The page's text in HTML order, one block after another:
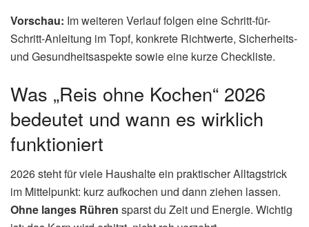
Vorschau: Im weiteren Verlauf folgen eine Schritt-für-
Schritt-Anleitung im Topf, konkrete Richtwerte, Sicherheits-
und Gesundheitsaspekte sowie eine kurze Checkliste.
Was „Reis ohne Kochen“ 2026
bedeutet und wann es wirklich
funktioniert
2026 steht für viele Haushalte ein praktischer Alltagstrick
im Mittelpunkt: kurz aufkochen und dann ziehen lassen.
Ohne langes Rühren sparst du Zeit und Energie. Wichtig